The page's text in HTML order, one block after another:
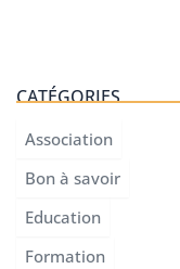
CATÉGORIES
Association
Bon à savoir
Education
Formation